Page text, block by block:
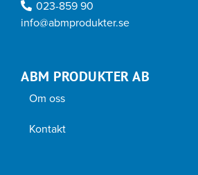
023-859 90
info@abmprodukter.se
ABM PRODUKTER AB
Om oss
Kontakt